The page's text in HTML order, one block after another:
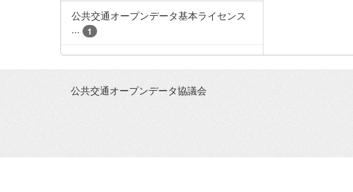
公共交通オープンデータ基本ライセンス
...
1
公共交通オープンデータ協議会